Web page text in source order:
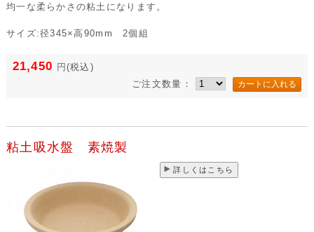
均一な柔らかさの粘土になります。
サイズ:径345×高90mm 2個組
21,450 円 (税込)
ご注文数量：
粘土吸水盤 素焼製
詳しくはこちら